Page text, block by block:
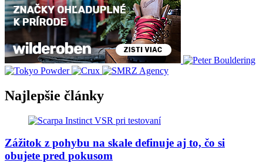
Najlepšie články
Zážitok z pohybu na skale definuje aj to, čo si
obujete pred pokusom